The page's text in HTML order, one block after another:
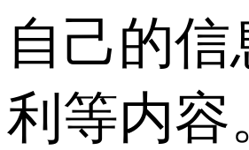
自己的信
利等内容